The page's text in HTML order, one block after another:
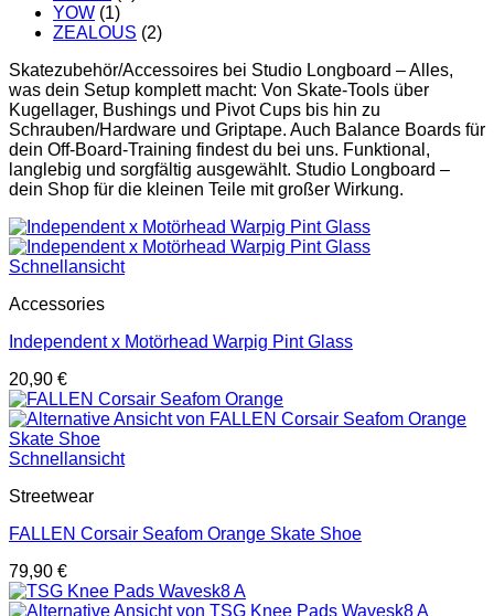
YOW (1)
ZEALOUS (2)
Skatezubehör/Accessoires bei Studio Longboard – Alles,
was dein Setup komplett macht: Von Skate-Tools über
Kugellager, Bushings und Pivot Cups bis hin zu
Schrauben/Hardware und Griptape. Auch Balance Boards für
dein Off-Board-Training findest du bei uns. Funktional,
langlebig und sorgfältig ausgewählt. Studio Longboard –
dein Shop für die kleinen Teile mit großer Wirkung.
Schnellansicht
Accessories
Independent x Motörhead Warpig Pint Glass
20,90 €
Schnellansicht
Streetwear
FALLEN Corsair Seafom Orange Skate Shoe
79,90 €